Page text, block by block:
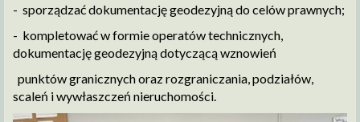
- sporządzać dokumentację geodezyjną do celów prawnych;
- kompletować w formie operatów technicznych,
dokumentację geodezyjną dotyczącą wznowień
punktów granicznych oraz rozgraniczania, podziałów,
scaleń i wywłaszczeń nieruchomości.